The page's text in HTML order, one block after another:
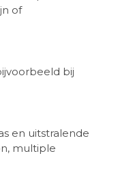
of
bij
en uitstralende
multiple